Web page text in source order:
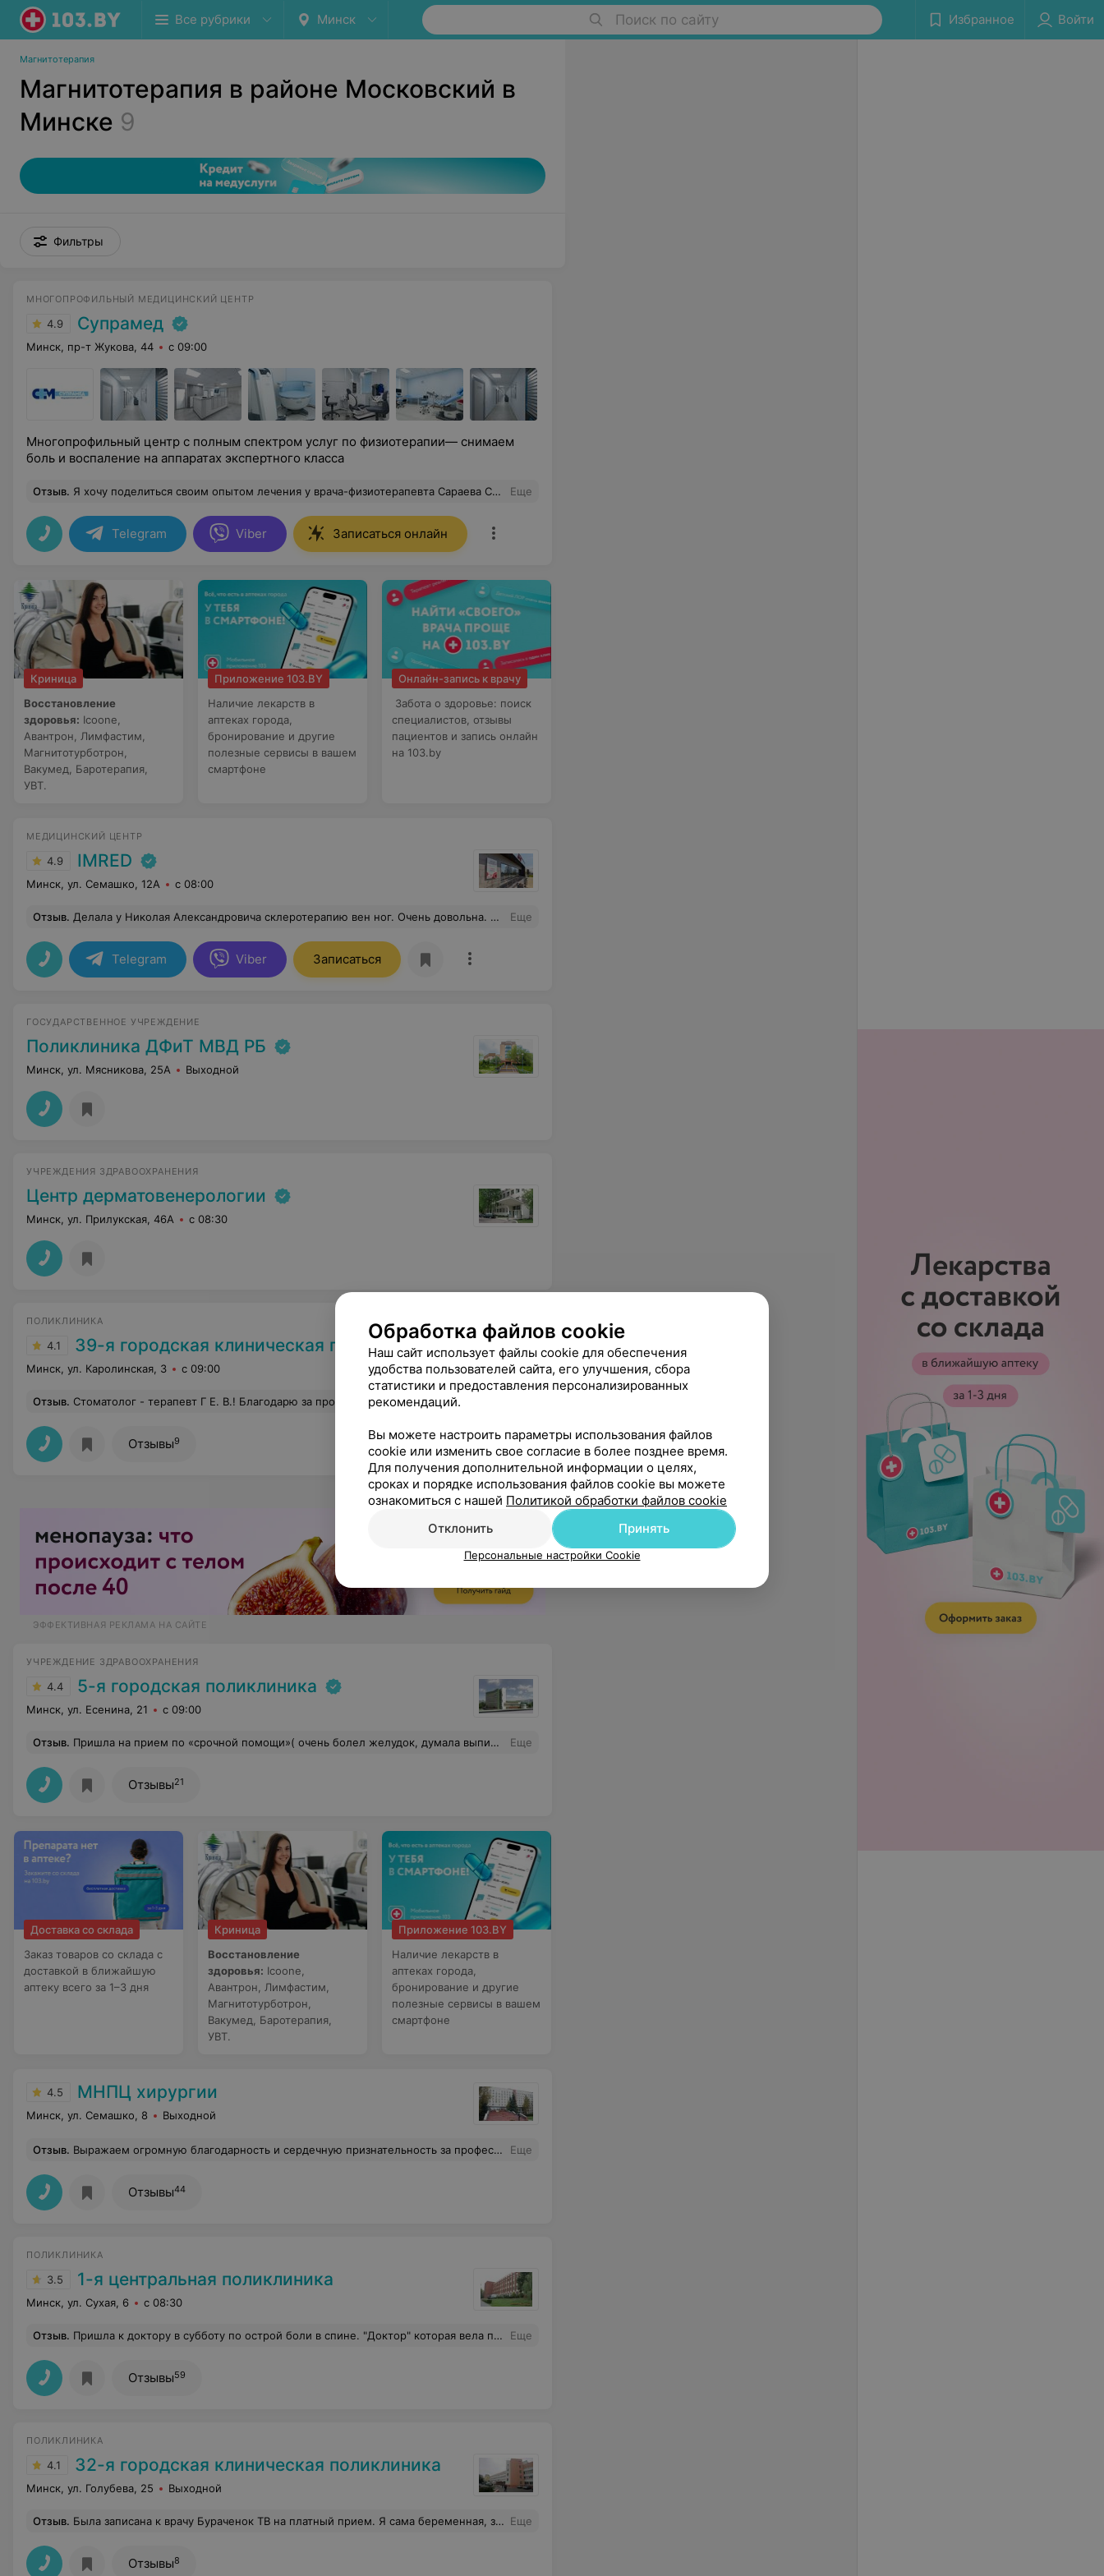
Все рубрики Минск Поиск по сайту Избранное Войти
Магнитотерапия
Магнитотерапия в районе Московский в
Минске 9
Фильтры
МНОГОПРОФИЛЬНЫЙ МЕДИЦИНСКИЙ ЦЕНТР
4.9 Супрамед
Минск, пр-т Жукова, 44 с 09:00
Многопрофильный центр с полным спектром услуг по физиотерапии— снимаем
боль и воспаление на аппаратах экспертного класса
Отзыв. Я хочу поделиться своим опытом лечения у врача-физиотерапевта Сараева Степана Юрьевича. У меня возникли проблемы с болями в спине. Степан Юрьевич объяснил, что для решения моей проблемы будет эффективно сочетание ударно-волновой терапии и магнитотерапии. Это очень важно, так как каждая из этих методик имеет свои преимущества и помогает в разных аспектах лечения. Мы начали с ударно-волновой терапии. Степан Юрьевич подробно объяснил, как этот метод работает, и я был приятно удивлён тем, насколько быстро я начал ощущать облегчение. Магнитотерапия совместима с УВТ, и я проходил 2 процедуры в один день, потом несколько дней – перерыв. Я заметил значительное улучшение после курса процедур, и теперь могу заниматься привычными делами. Я искренне рекомендую Сараева Степана Юрьевича всем, кто ищет квалифицированного и внимательного врача-физиотерапевта. Его профессионализм и индивидуальный подход к каждому пациенту действительно впечатляют! Еще
Telegram Viber Записаться онлайн
Криница
Восстановление
здоровья: Icoone,
Авантрон, Лимфастим,
Магнитотурботрон,
Вакумед, Баротерапия,
УВТ.
Приложение 103.BY
Наличие лекарств в
аптеках города,
бронирование и другие
полезные сервисы в вашем
смартфоне
Онлайн-запись к врачу
Забота о здоровье: поиск
специалистов, отзывы
пациентов и запись онлайн
на 103.by
МЕДИЦИНСКИЙ ЦЕНТР
4.9 IMRED
Минск, ул. Семашко, 12А с 08:00
Отзыв. Делала у Николая Александровича склеротерапию вен ног. Очень довольна. Спасибо большое за профессионализм, внимательность и красивые ноги конечно ) Еще
Telegram Viber Записаться
ГОСУДАРСТВЕННОЕ УЧРЕЖДЕНИЕ
Поликлиника ДФиТ МВД РБ
Минск, ул. Мясникова, 25А Выходной
УЧРЕЖДЕНИЯ ЗДРАВООХРАНЕНИЯ
Центр дерматовенерологии
Минск, ул. Прилукская, 46А с 08:30
ПОЛИКЛИНИКА
4.1 39-я городская клиническая поликлиника
Минск, ул. Каролинская, 3 с 09:00
Отзыв. Стоматолог - терапевт Г Е. В.! Благодарю за профессионализм и отзывчивость!
Отзывы9
ЭФФЕКТИВНАЯ РЕКЛАМА НА САЙТЕ
УЧРЕЖДЕНИЕ ЗДРАВООХРАНЕНИЯ
4.4 5-я городская поликлиника
Минск, ул. Есенина, 21 с 09:00
Отзыв. Пришла на прием по «срочной помощи»( очень болел желудок, думала выпишут направление на анализы или узи, фгдс и тд) к участковому терапевту Воробьевой Т.Н. в рабочее время! Она вышла в коридор посмотрела на меня и сказала « я вас не знаю, у вас нет никаких результатов анализов, идите в кабинет 316, ». В 316 кабинете не было ни врача, ни медсестры мин 20, хотя до конца рабочего дня было еще 30мин времени. Я никого не дождалась и ушла. Вот такую «помощь» оказывают в поликлинике, зачем эти поликлиники вообще нужны, если на пациента там плевать Еще
Отзывы21
Доставка со склада
Заказ товаров со склада с
доставкой в ближайшую
аптеку всего за 1–3 дня
Криница
Восстановление
здоровья: Icoone,
Авантрон, Лимфастим,
Магнитотурботрон,
Вакумед, Баротерапия,
УВТ.
Приложение 103.BY
Наличие лекарств в
аптеках города,
бронирование и другие
полезные сервисы в вашем
смартфоне
4.5 МНПЦ хирургии
Минск, ул. Семашко, 8 Выходной
Отзыв. Выражаем огромную благодарность и сердечную признательность за профессионализм , чуткость,внимание к каждому пациенту зав.отделением портальной гипертензии(хирургической) Леониду Валерьевичу.Это врач с большой буквы,потому что он обладает не только профессиональными знаниями и умениями,но и высокой степенью человечности.Мой муж заболел, опухоль поджелудочной железы, был выставлен диагноз.И когда мы летом приехали к Леониду Валерьевичу на консультацию, то он со своим коллегой Алексеем Михайловичем усомнились в правильности диагноза( что позднее подтвердилось). Они дали нам важнейшие рекомендации к дальнейшей диагностике и лечению болезни.В январе 2026года мой муж успешно прооперировался в данном отделении.Низкий поклон и уважение нашим врачам за их каждодневный благородный труд. Еще
Отзывы44
ПОЛИКЛИНИКА
3.5 1-я центральная поликлиника
Минск, ул. Сухая, 6 с 08:30
Отзыв. Пришла к доктору в субботу по острой боли в спине. "Доктор" которая вела прием единственное, что выписала мне таблетки и сказала прийти в понедельник. На вопрос, что делать до понедельника - вразумительного ответа не было. По итогу, я отказалась выходить из кабинета, пока не получу нормальную консультацию. Вызвали скорую и планировали вызвать милицию, что я ее оскорбляю. Приехала скорая, оказала первую помощь. Еще
Отзывы59
ПОЛИКЛИНИКА
4.1 32-я городская клиническая поликлиника
Минск, ул. Голубева, 25 Выходной
Отзыв. Была записана к врачу Бураченок ТВ на платный прием. Я сама беременная, здорова, просто нужна была консультация. Прихожу-а весь коридор в пациентах с явно простудными заболеваниями. Люди даже возле лифта находились, тк в коридоре уже не было места. Выходит, что пришёл на платную консультацию здоровым, но при этом явно уйдешь, подхватившим какую-либо инфекцию. Очень странная организация оказания платных услуг в данном учреждении. Когда зашла к врачу, получила ответ, если не хотите ждать, то идите отмените талон. Так и пришлось сделать. Естественно, что больше не захочется обращаться за оказанием платных услуг в 32-ю ГКП. Еще
Отзывы8
Обработка файлов cookie
Наш сайт использует файлы cookie для обеспечения
удобства пользователей сайта, его улучшения, сбора
статистики и предоставления персонализированных
рекомендаций.
Вы можете настроить параметры использования файлов
cookie или изменить свое согласие в более позднее время.
Для получения дополнительной информации о целях,
сроках и порядке использования файлов cookie вы можете
ознакомиться с нашей Политикой обработки файлов cookie
Отклонить
Принять
Персональные настройки Cookie